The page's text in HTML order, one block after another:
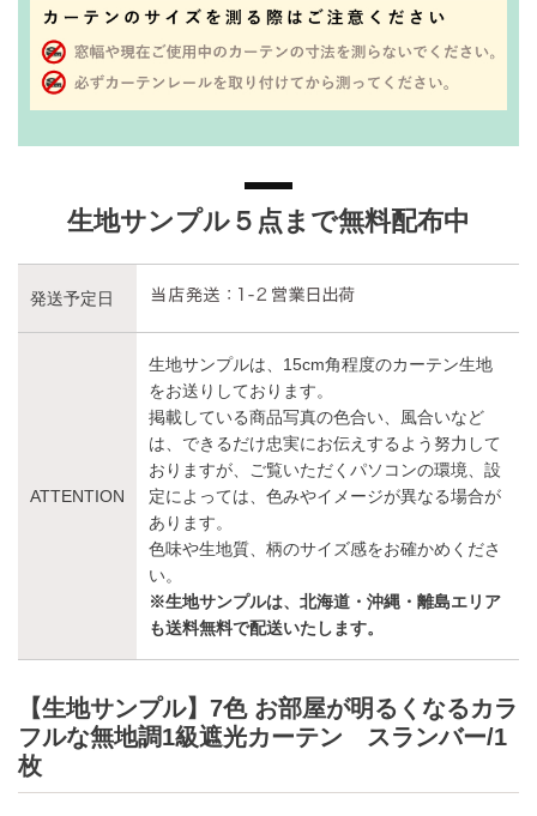
生地サンプル５点まで無料配布中
発送予定日
ATTENTION
生地サンプルは、15cm角程度のカーテン生地
をお送りしております。
掲載している商品写真の色合い、風合いなど
は、できるだけ忠実にお伝えするよう努力して
おりますが、ご覧いただくパソコンの環境、設
定によっては、色みやイメージが異なる場合が
あります。
色味や生地質、柄のサイズ感をお確かめくださ
い。
※生地サンプルは、北海道・沖縄・離島エリア
も送料無料で配送いたします。
【生地サンプル】7色 お部屋が明るくなるカラ
フルな無地調1級遮光カーテン スランバー/1
枚